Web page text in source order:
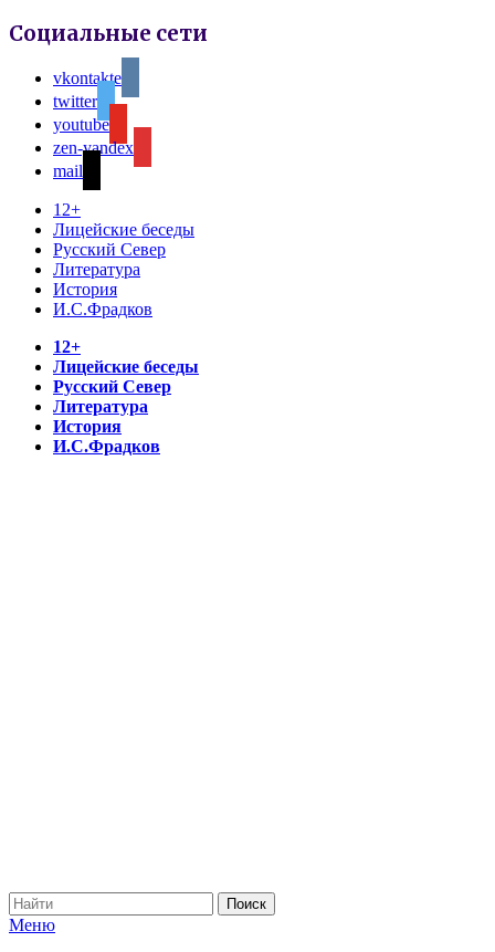
Социальные сети
vkontakte
twitter
youtube
zen-yandex
mail
12+
Лицейские беседы
Русский Север
Литература
История
И.С.Фрадков
12+
Лицейские беседы
Русский Север
Литература
История
И.С.Фрадков
Меню